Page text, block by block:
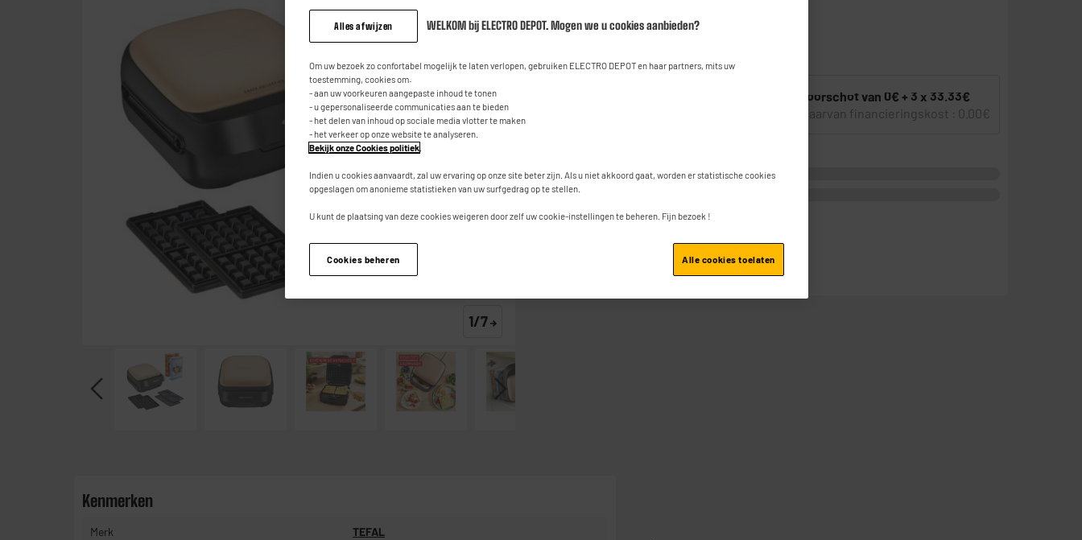
scorewaarde.
1/7
99
Voorschot van 0€ + 3 x 33.33€
waarvan financieringskost : 0.00€
Toevoegen aan mandje
Kenmerken
Merk TEFAL
Alles afwijzen WELKOM bij ELECTRO DEPOT. Mogen we u cookies aanbieden?
Om uw bezoek zo confortabel mogelijk te laten verlopen, gebruiken ELECTRO DEPOT en haar partners, mits uw
toestemming, cookies om:
- aan uw voorkeuren aangepaste inhoud te tonen
- u gepersonaliseerde communicaties aan te bieden
- het delen van inhoud op sociale media vlotter te maken
- het verkeer op onze website te analyseren.
Bekijk onze Cookies politiek
Indien u cookies aanvaardt, zal uw ervaring op onze site beter zijn. Als u niet akkoord gaat, worden er statistische cookies
opgeslagen om anonieme statistieken van uw surfgedrag op te stellen.
U kunt de plaatsing van deze cookies weigeren door zelf uw cookie-instellingen te beheren. Fijn bezoek !
Cookies beheren Alle cookies toelaten